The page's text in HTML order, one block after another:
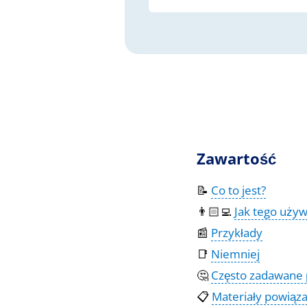
Zawartość
📝 Co to jest?
👨🏻‍💻 Jak tego
📰 Przykłady
📑 Niemniej
🤔 Często
📋 Materiały